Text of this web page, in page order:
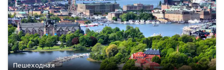
Пешеходная